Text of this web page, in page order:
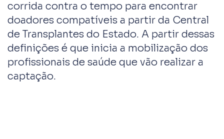
corrida contra o tempo para encontrar
doadores compatíveis a partir da Central
de Transplantes do Estado. A partir dessas
definições é que inicia a mobilização dos
profissionais de saúde que vão realizar a
captação.